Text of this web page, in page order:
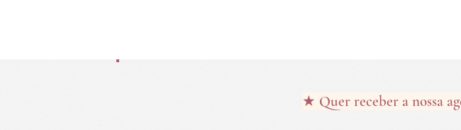
★ Quer receber a nossa